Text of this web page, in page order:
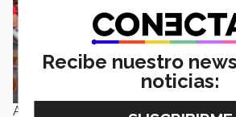
A pesar de eso, ningún equipo se
Recibe nuestro
noticias: